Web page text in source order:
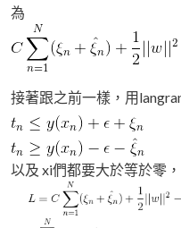
為
接著跟之前一樣，用
以及 xi們都要大於等於零